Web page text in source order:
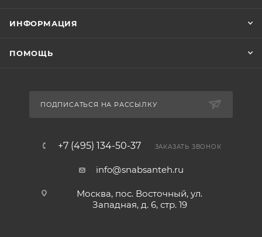
ИНФОРМАЦИЯ
ПОМОЩЬ
ПОДПИСАТЬСЯ НА РАССЫЛКУ
+7 (495) 134-50-37 ЗАКАЗАТЬ ЗВОНОК
info@snabsanteh.ru
Москва, пос. Восточный, ул.
Западная, д. 6, стр. 19